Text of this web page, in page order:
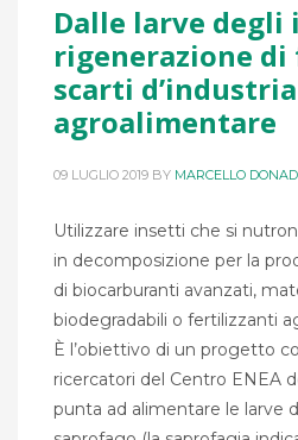
Dalle larve
rigenerazione di
scarti d’industria
agroalimentare
09 LUGLIO 2019 BY MARCELLO
Utilizzare insetti che si
in decomposizione per la
di biocarburanti avanzati,
biodegradabili o fertilizzanti
È l’obiettivo di un progetto
ricercatori del Centro ENEA
punta ad alimentare le larve